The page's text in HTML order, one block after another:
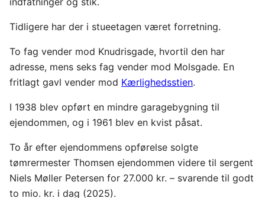
Tidligere har der i stueetagen været forretning.
To fag vender mod Knudrisgade, hvortil den har
adresse, mens seks fag vender mod Molsgade. En
fritlagt gavl vender mod Kærlighedsstien.
I 1938 blev opført en mindre garagebygning til
ejendommen, og i 1961 blev en kvist påsat.
To år efter ejendommens opførelse solgte
tømrermester Thomsen ejendommen videre til sergent
Niels Møller Petersen for 27.000 kr. – svarende til godt
to mio. kr. i dag (2025).